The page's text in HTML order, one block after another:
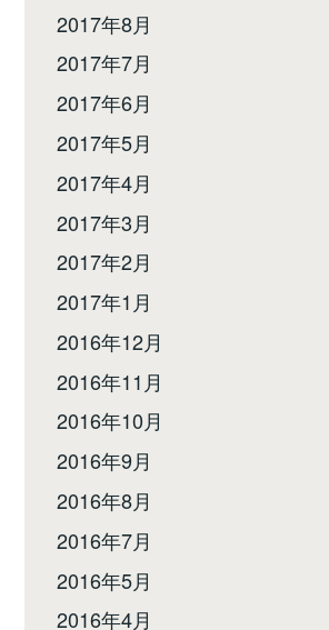
2017年8月
2017年7月
2017年6月
2017年5月
2017年4月
2017年3月
2017年2月
2017年1月
2016年12月
2016年11月
2016年10月
2016年9月
2016年8月
2016年7月
2016年5月
2016年4月